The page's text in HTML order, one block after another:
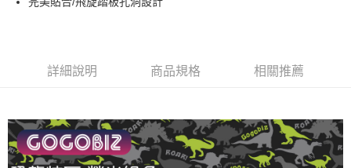
【關於「AFTEE先享後付」】
AFTEE先享後付是「在收到商品之後才付款」的支付方式。 讓您購物簡單
２．便利：只要手機號碼，簡訊認證，即可結帳。
３．安心：先確認商品／服務後，再付款。
【「AFTEE先享後付」結帳流程】
ATM付款
付款後全家取貨
每筆NT$60，滿NT$1,000(含以上)免運費
詳細說明 商品規格 相關推薦